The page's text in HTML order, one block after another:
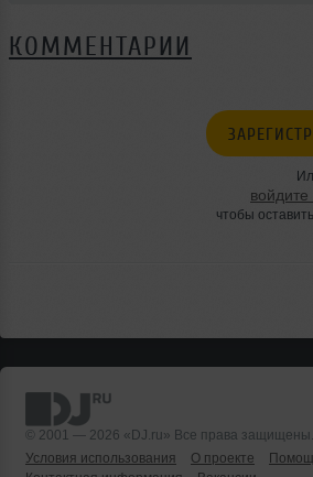
КОММЕНТАРИИ
чтобы
© 2001 — 2026 «DJ.ru» Все права защищены.
Условия использования
О проекте